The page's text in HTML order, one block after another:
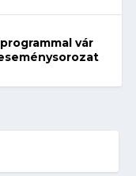
vár